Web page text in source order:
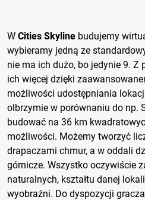
W Cities Skyline budujemy
wybieramy jedną ze
nie ma ich dużo, bo jedynie 9. Z
ich więcej dzięki
możliwości udostępniania
olbrzymie w porównaniu do np.
budować na 36 km
możliwości. Możemy tworzyć
drapaczami chmur, a w oddali
górnicze. Wszystko oczywiście
naturalnych, kształtu danej
wyobraźni. Do dyspozycji